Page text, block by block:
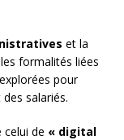
et la
formalités liées
pour
salariés.
celui de « digital